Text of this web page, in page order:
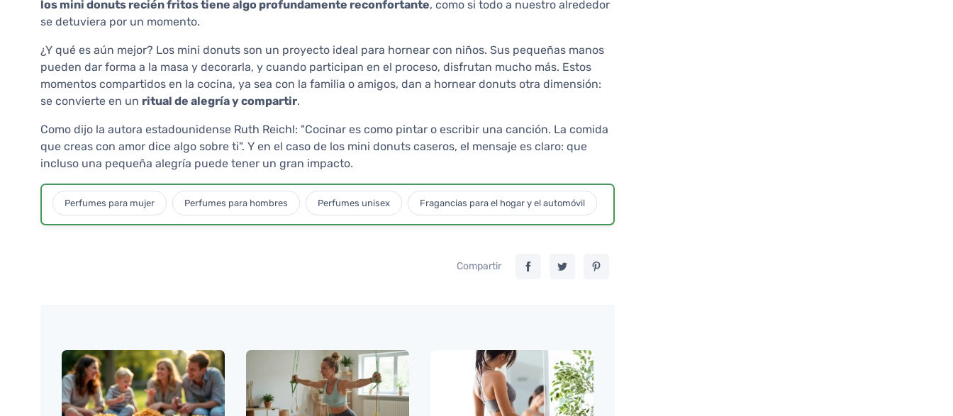
los mini donuts recién fritos tiene algo profundamente reconfortante, como si todo a nuestro alrededor
se detuviera por un momento.
¿Y qué es aún mejor? Los mini donuts son un proyecto ideal para hornear con niños. Sus pequeñas manos
pueden dar forma a la masa y decorarla, y cuando participan en el proceso, disfrutan mucho más. Estos
momentos compartidos en la cocina, ya sea con la familia o amigos, dan a hornear donuts otra dimensión:
se convierte en un ritual de alegría y compartir.
Como dijo la autora estadounidense Ruth Reichl: "Cocinar es como pintar o escribir una canción. La comida
que creas con amor dice algo sobre ti". Y en el caso de los mini donuts caseros, el mensaje es claro: que
incluso una pequeña alegría puede tener un gran impacto.
Perfumes para mujer Perfumes para hombres Perfumes unisex Fragancias para el hogar y el automóvil
Compartir